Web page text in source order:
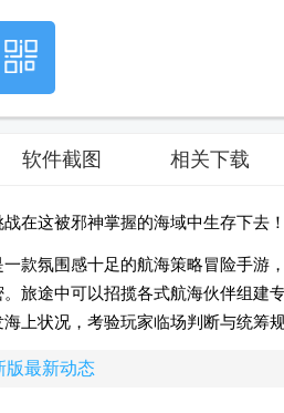
软件截图 相关下载
在这被邪神掌握的海域中生存下去！
一款氛围感十足的航海策略冒险手游
旅途中可以招揽各式航海伙伴组建
上状况，考验玩家临场判断与统筹
版最新动态